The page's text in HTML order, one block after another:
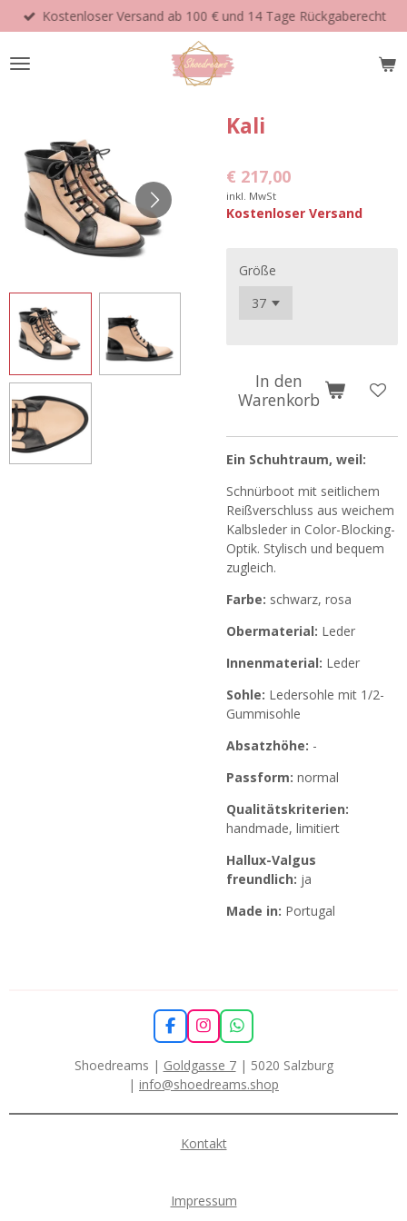
Zum
Hauptinhalt
springen
Kostenloser Versand ab 100 € und 14 Tage Rückgaberecht
Kali
€ 217,00
inkl. MwSt
Kostenloser Versand
Größe
In den
Warenkorb
Ein Schuhtraum, weil:
Schnürboot mit seitlichem
Reißverschluss aus weichem
Kalbsleder in Color-Blocking-
Optik. Stylisch und bequem
zugleich.
Farbe: schwarz, rosa
Obermaterial: Leder
Innenmaterial: Leder
Sohle: Ledersohle mit 1/2-
Gummisohle
Absatzhöhe: -
Passform: normal
Qualitätskriterien:
handmade, limitiert
Hallux-Valgus
freundlich: ja
Made in: Portugal
F
a
c
e
b
o
I
n
s
t
a
r
m
W
h
a
t
s
p
Shoedreams | Goldgasse 7| 5020 Salzburg
| info@shoedreams.shop
Kontakt
Impressum